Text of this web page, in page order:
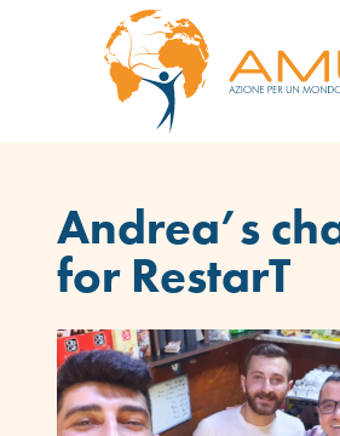
Andrea’s
for RestarT